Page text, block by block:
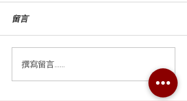
留言
撰寫留言......